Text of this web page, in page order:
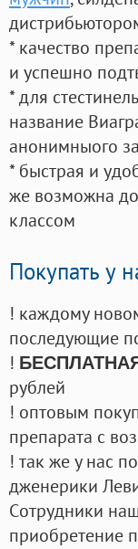
* качество
и успешно
* для
название
анонимныого
* быстрая и
же возможна
классом
Покупать у
! каждому
последующие
!
рублей
! оптовым
препарата с
! так же у нас
дженерики
Cотрудники
приобретение